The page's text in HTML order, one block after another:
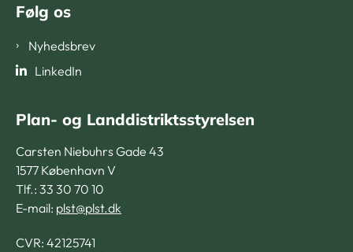
Følg os
Nyhedsbrev
LinkedIn
Plan- og Landdistriktsstyrelsen
Carsten Niebuhrs Gade 43
1577 København V
Tlf.: 33 30 70 10
E-mail: plst@plst.dk
CVR: 42125741